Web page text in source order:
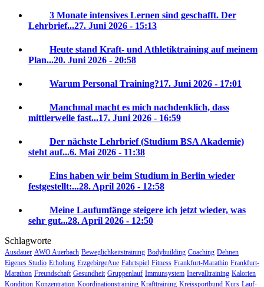
3 Monate intensives Lernen sind geschafft. Der
Lehrbrief...27. Juni 2026 - 15:13
Heute stand Kraft- und Athletiktraining auf meinem
Plan...20. Juni 2026 - 20:58
Warum Personal Training?17. Juni 2026 - 17:01
Manchmal macht es mich nachdenklich, dass
mittlerweile fast...17. Juni 2026 - 16:59
Der nächste Lehrbrief (Studium BSA Akademie)
steht auf...6. Mai 2026 - 11:38
Eins haben wir beim Studium in Berlin wieder
festgestellt:...28. April 2026 - 12:58
Meine Laufumfänge steigere ich jetzt wieder, was
sehr gut...28. April 2026 - 12:50
Schlagworte
Ausdauer AWO Auerbach Beweglichkeitstraining Bodybuilding Coaching Dehnen
Eigenes Studio Erholung ErzgebirgeAue Fahrtspiel Fitness Frankfurt-Marathin Frankfurt-
Marathon Freundschaft Gesundheit Gruppenlauf Immunsystem Inervalltraining Kalorien
Kondition Konzentration Koordinationstraining Krafttraining Kreissportbund Kurs Lauf-